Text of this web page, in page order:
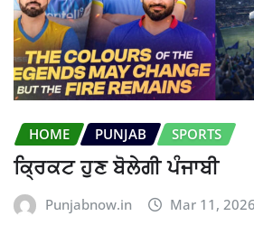
HOME PUNJAB SPORTS
ਕ੍ਰਿਕਟ ਹੁਣ ਬੋਲੇਗੀ ਪੰਜਾਬੀ
Punjabnow.in Mar 11, 2026